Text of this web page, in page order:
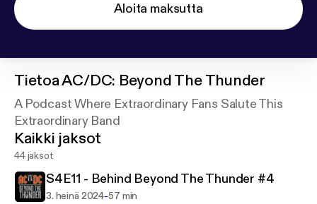
Aloita maksutta
TietoaAC/DC: Beyond The Thunder
A Podcast Where Extraordinary Fans Salute This
Extraordinary Band
Kaikki jaksot
44 jaksot
S4E11 - Behind Beyond The Thunder #4
3. heinä 2024-57 min